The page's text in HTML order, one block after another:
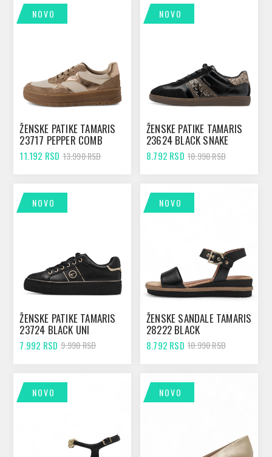
NOVO
ŽENSKE PATIKE TAMARIS
23717 PEPPER COMB
11.192 RSD 13.990 RSD
NOVO
ŽENSKE PATIKE TAMARIS
23624 BLACK SNAKE
8.792 RSD 10.990 RSD
NOVO
ŽENSKE PATIKE TAMARIS
23724 BLACK UNI
7.992 RSD 9.990 RSD
NOVO
ŽENSKE SANDALE TAMARIS
28222 BLACK
8.792 RSD 10.990 RSD
NOVO NOVO